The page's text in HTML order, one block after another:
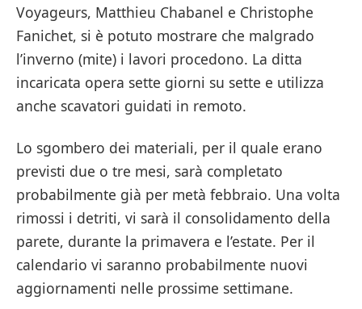
Voyageurs, Matthieu Chabanel e Christophe
Fanichet, si è potuto mostrare che malgrado
l’inverno (mite) i lavori procedono. La ditta
incaricata opera sette giorni su sette e utilizza
anche scavatori guidati in remoto.
Lo sgombero dei materiali, per il quale erano
previsti due o tre mesi, sarà completato
probabilmente già per metà febbraio. Una volta
rimossi i detriti, vi sarà il consolidamento della
parete, durante la primavera e l’estate. Per il
calendario vi saranno probabilmente nuovi
aggiornamenti nelle prossime settimane.